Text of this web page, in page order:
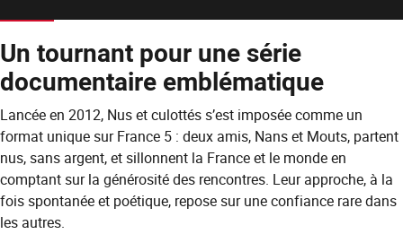
Un tournant pour une série
documentaire emblématique
Lancée en 2012, Nus et culottés s’est imposée comme un
format unique sur France 5 : deux amis, Nans et Mouts, partent
nus, sans argent, et sillonnent la France et le monde en
comptant sur la générosité des rencontres. Leur approche, à la
fois spontanée et poétique, repose sur une confiance rare dans
les autres.